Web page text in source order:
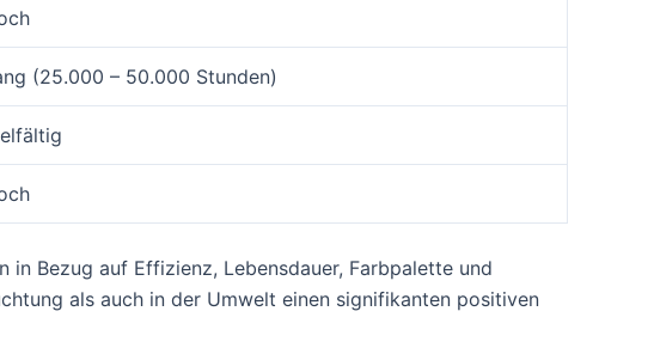
(25.000 – 50.000 Stunden)
in Bezug auf Effizienz, Lebensdauer, Farbpalette und
als auch in der Umwelt einen signifikanten positiven